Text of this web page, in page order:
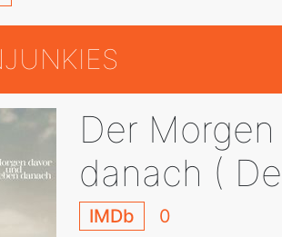
Der
danach (
IMDb 0